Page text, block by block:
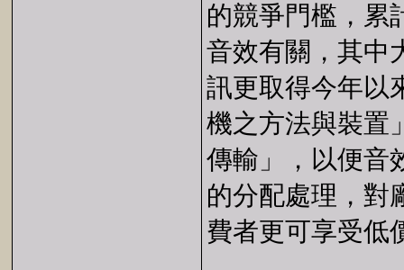
的競爭門檻，累
音效有關，其中
訊更取得今年以
機之方法與裝置
傳輸」，以便音
的分配處理，對
費者更可享受低